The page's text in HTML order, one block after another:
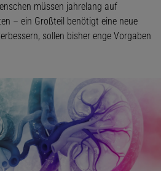
müssen jahrelang auf
– ein Großteil benötigt eine neue
sollen bisher enge Vorgaben